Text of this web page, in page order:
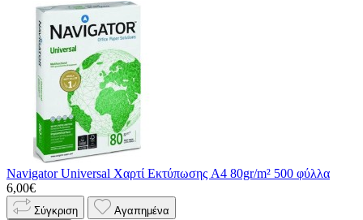
Navigator Universal Χαρτί Εκτύπωσης A4 80gr/m² 500 φύλλα
6,00€
Σύγκριση Αγαπημένα